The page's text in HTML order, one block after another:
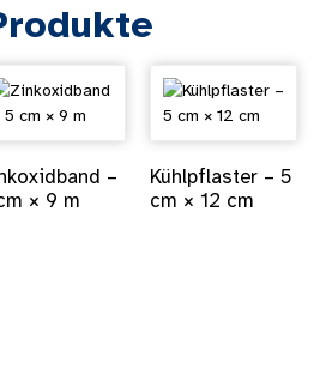
–
× 9 m
Kühlpflaster – 5
cm × 12 cm